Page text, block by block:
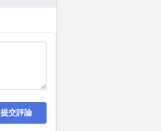
提交評論